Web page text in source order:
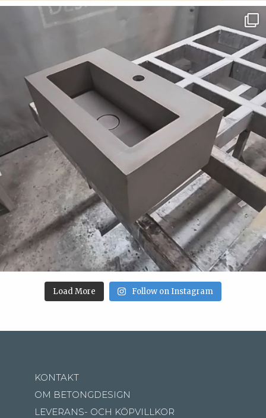
Load More Follow on Instagram
KONTAKT
OM BETONGDESIGN
LEVERANS- OCH KÖPVILLKOR